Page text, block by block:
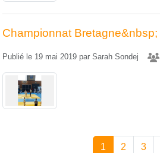
Championnat Bretagne&nbsp;
Publié le 19 mai 2019 par Sarah Sondej
1 2 3